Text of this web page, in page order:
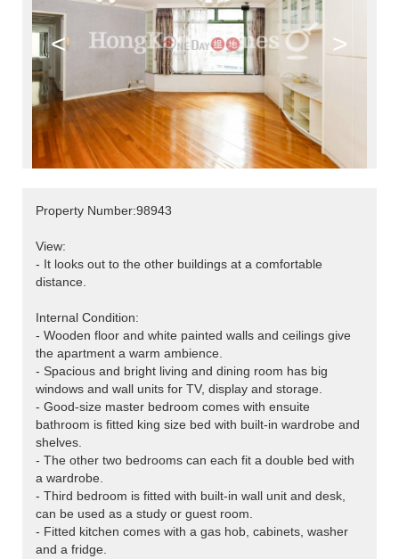
< >
Property Number:98943
View:
- It looks out to the other buildings at a comfortable
distance.
Internal Condition:
- Wooden floor and white painted walls and ceilings give
the apartment a warm ambience.
- Spacious and bright living and dining room has big
windows and wall units for TV, display and storage.
- Good-size master bedroom comes with ensuite
bathroom is fitted king size bed with built-in wardrobe and
shelves.
- The other two bedrooms can each fit a double bed with
a wardrobe.
- Third bedroom is fitted with built-in wall unit and desk,
can be used as a study or guest room.
- Fitted kitchen comes with a gas hob, cabinets, washer
and a fridge.